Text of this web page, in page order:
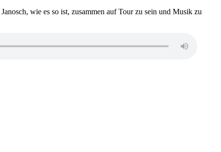
wie es so ist, zusammen auf Tour zu sein und Musik zu